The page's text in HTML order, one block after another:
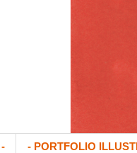
- PORTFOLIO